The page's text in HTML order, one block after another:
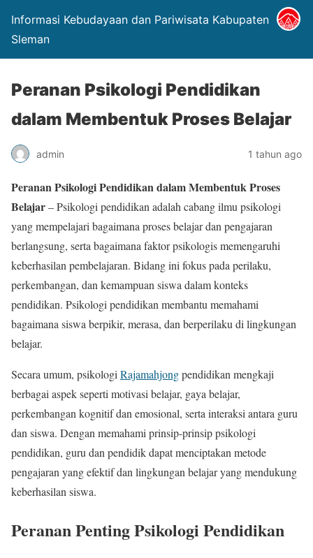
Informasi Kebudayaan dan Pariwisata Kabupaten
Sleman
Peranan Psikologi Pendidikan
dalam Membentuk Proses Belajar
admin 1 tahun ago
Peranan Psikologi Pendidikan dalam Membentuk Proses
Belajar– Psikologi pendidikan adalah cabang ilmu psikologi
yang mempelajari bagaimana proses belajar dan pengajaran
berlangsung, serta bagaimana faktor psikologis memengaruhi
keberhasilan pembelajaran. Bidang ini fokus pada perilaku,
perkembangan, dan kemampuan siswa dalam konteks
pendidikan. Psikologi pendidikan membantu memahami
bagaimana siswa berpikir, merasa, dan berperilaku di lingkungan
belajar.
Secara umum, psikologi Rajamahjongpendidikan mengkaji
berbagai aspek seperti motivasi belajar, gaya belajar,
perkembangan kognitif dan emosional, serta interaksi antara guru
dan siswa. Dengan memahami prinsip-prinsip psikologi
pendidikan, guru dan pendidik dapat menciptakan metode
pengajaran yang efektif dan lingkungan belajar yang mendukung
keberhasilan siswa.
Peranan Penting Psikologi Pendidikan